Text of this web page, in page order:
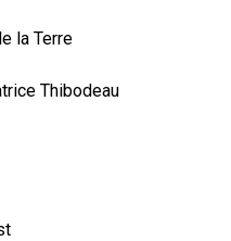
la Terre
Thibodeau